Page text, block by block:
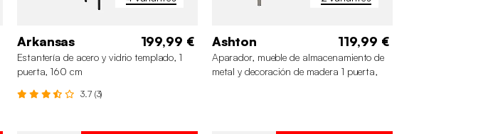
Arkansas 199,99 €
Estantería de acero y vidrio templado, 1
puerta, 160 cm
3.7 (3)
Ashton 119,99 €
Aparador, mueble de almacenamiento de
metal y decoración de madera 1 puerta,